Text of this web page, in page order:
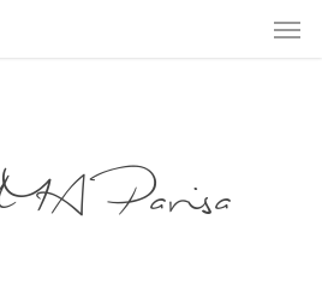
Parisa